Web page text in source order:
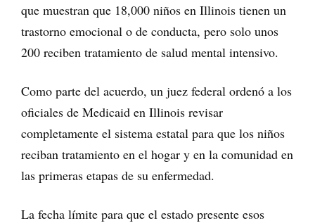
que muestran que 18,000 niños en Illinois tienen un
trastorno emocional o de conducta, pero solo unos
200 reciben tratamiento de salud mental intensivo.
Como parte del acuerdo, un juez federal ordenó a los
oficiales de Medicaid en Illinois revisar
completamente el sistema estatal para que los niños
reciban tratamiento en el hogar y en la comunidad en
las primeras etapas de su enfermedad.
La fecha límite para que el estado presente esos